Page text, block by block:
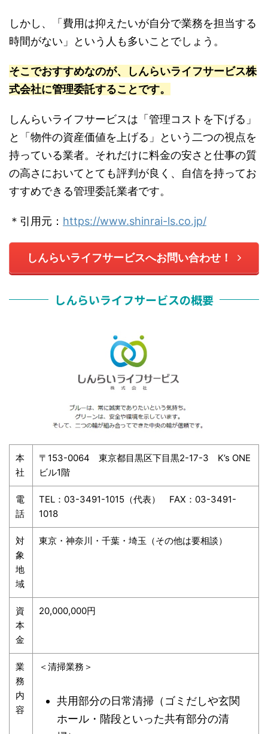
しかし、「費用は抑えたいが自分で業務を担当する
時間がない」という人も多いことでしょう。
そこでおすすめなのが、しんらいライフサービス株
式会社に管理委託することです。
しんらいライフサービスは「管理コストを下げる」
と「物件の資産価値を上げる」という二つの視点を
持っている業者。それだけに料金の安さと仕事の質
の高さにおいてとても評判が良く、自信を持ってお
すすめできる管理委託業者です。
＊引用元： https://www.shinrai-ls.co.jp/
しんらいライフサービスへお問い合わせ！
しんらいライフサービスの概要
本
社
〒153-0064 東京都目黒区下目黒2-17-3 K’s ONE
ビル1階
電
話
TEL：03-3491-1015（代表） FAX：03-3491-
1018
対
象
地
域
東京・神奈川・千葉・埼玉（その他は要相談）
資
本
金
20,000,000円
業
務
内
容
＜清掃業務＞
共用部分の日常清掃（ゴミだしや玄関
ホール・階段といった共有部分の清